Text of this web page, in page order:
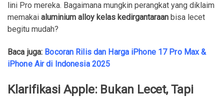
lini Pro mereka. Bagaimana mungkin perangkat yang diklaim
memakai aluminium alloy kelas kedirgantaraan bisa lecet
begitu mudah?
Baca juga: Bocoran Rilis dan Harga iPhone 17 Pro Max &
iPhone Air di Indonesia 2025
Klarifikasi Apple: Bukan Lecet, Tapi